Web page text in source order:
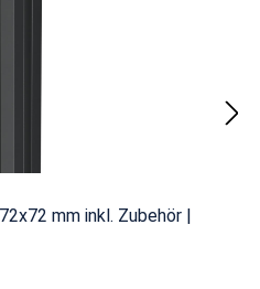
mm inkl. Zubehör |